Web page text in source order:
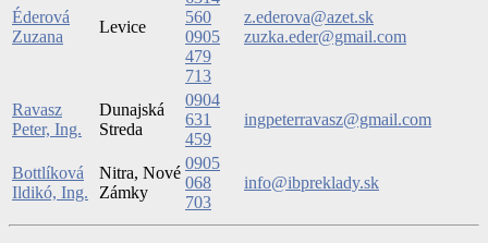
Éderová
Zuzana
Levice
560
0905
479
713
z.ederova@azet.sk
zuzka.eder@gmail.com
Ravasz
Peter, Ing.
Dunajská
Streda
0904
631
459
ingpeterravasz@gmail.com
Bottlíková
Ildikó, Ing.
Nitra, Nové
Zámky
0905
068
703
info@ibpreklady.sk